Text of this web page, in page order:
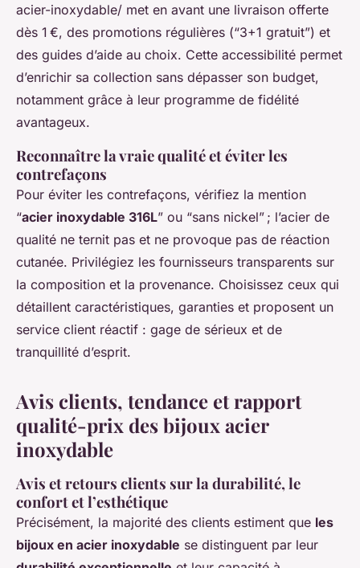
acier-inoxydable/ met en avant une livraison offerte
dès 1 €, des promotions régulières (“3+1 gratuit”) et
des guides d’aide au choix. Cette accessibilité permet
d’enrichir sa collection sans dépasser son budget,
notamment grâce à leur programme de fidélité
avantageux.
Reconnaître la vraie qualité et éviter les
contrefaçons
Pour éviter les contrefaçons, vérifiez la mention
“acier inoxydable 316L” ou “sans nickel” ; l’acier de
qualité ne ternit pas et ne provoque pas de réaction
cutanée. Privilégiez les fournisseurs transparents sur
la composition et la provenance. Choisissez ceux qui
détaillent caractéristiques, garanties et proposent un
service client réactif : gage de sérieux et de
tranquillité d’esprit.
Avis clients, tendance et rapport
qualité-prix des bijoux acier
inoxydable
Avis et retours clients sur la durabilité, le
confort et l’esthétique
Précisément, la majorité des clients estiment que les
bijoux en acier inoxydable se distinguent par leur